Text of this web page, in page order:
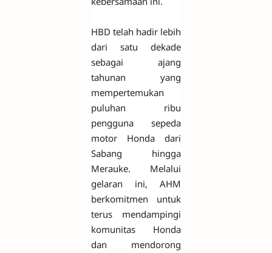
HBD telah hadir lebih
dari satu dekade
sebagai ajang
tahunan yang
mempertemukan
puluhan ribu
pengguna sepeda
motor Honda dari
Sabang hingga
Merauke. Melalui
gelaran ini, AHM
berkomitmen untuk
terus mendampingi
komunitas Honda
dan mendorong